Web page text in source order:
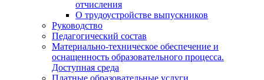
отчисления
О трудоустройстве выпускников
Руководство
Педагогический состав
Материально-техническое обеспечение и
оснащенность образовательного процесса.
Доступная среда
Платные образовательные услуги